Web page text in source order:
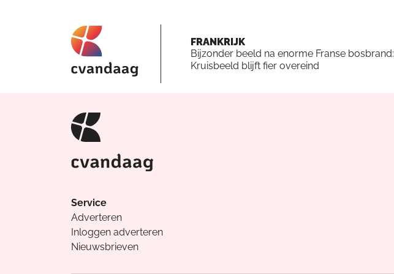
FRANKRIJK
Bijzonder beeld na enorme Franse bosbrand:
Kruisbeeld blijft fier overeind
Service
Adverteren
Inloggen adverteren
Nieuwsbrieven